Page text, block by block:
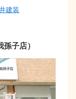
建装
孫子店）